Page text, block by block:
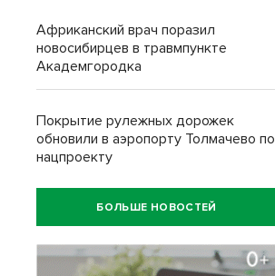
Африканский врач поразил
новосибирцев в травмпункте
Академгородка
Покрытие рулежных дорожек
обновили в аэропорту Толмачево по
нацпроекту
БОЛЬШЕ НОВОСТЕЙ